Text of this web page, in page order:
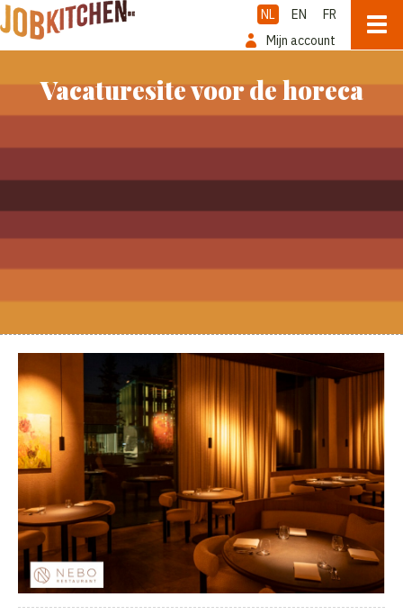
NL EN
FR
Mijn account
Vacaturesite voor de horeca